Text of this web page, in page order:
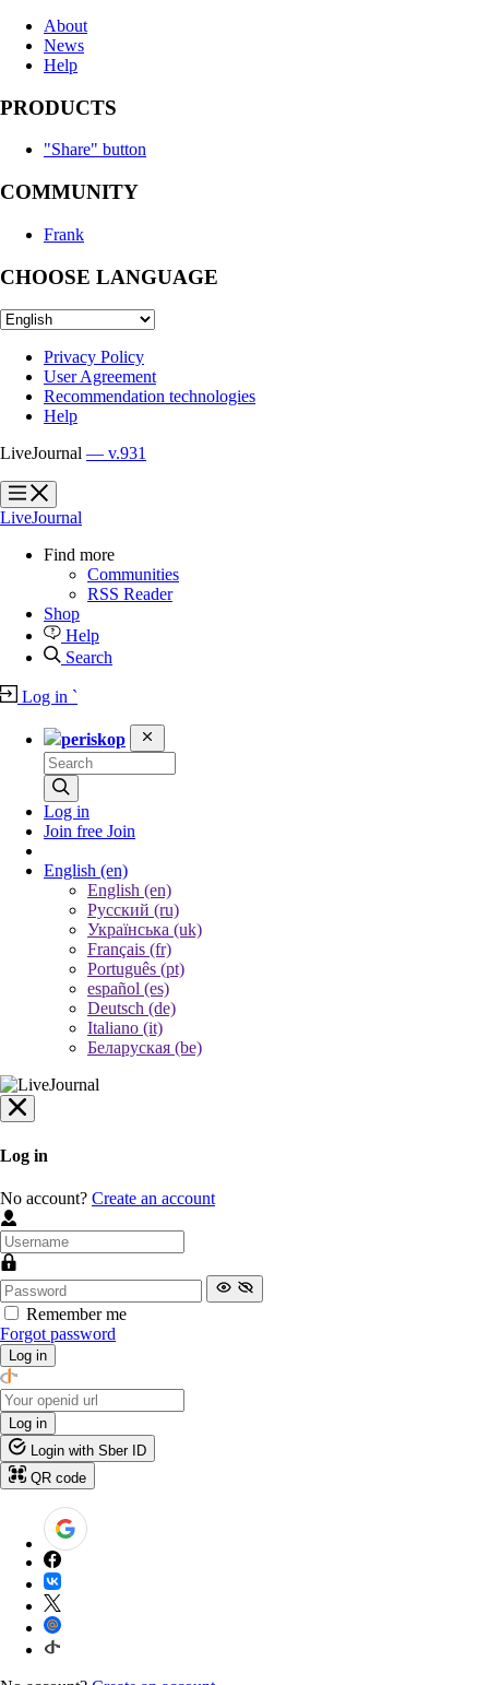
About
News
Help
PRODUCTS
"Share" button
COMMUNITY
Frank
CHOOSE LANGUAGE
Privacy Policy
User Agreement
Recommendation technologies
Help
LiveJournal — v.931
?
?
LiveJournal
Find more
Communities
RSS Reader
Shop
Help
Search
Log in `
periskop
Log in
Join free Join
English (en)
English (en)
Русский (ru)
Українська (uk)
Français (fr)
Português (pt)
español (es)
Deutsch (de)
Italiano (it)
Беларуская (be)
Log in
No account? Create an account
Remember me
Forgot password
Log in
Log in
Login with Sber ID
QR code